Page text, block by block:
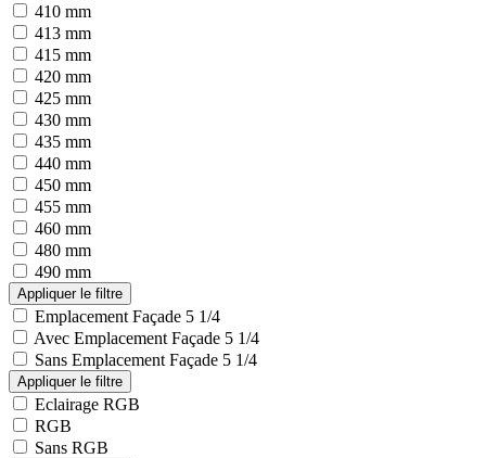
410 mm
413 mm
415 mm
420 mm
425 mm
430 mm
435 mm
440 mm
450 mm
455 mm
460 mm
480 mm
490 mm
Emplacement Façade 5 1/4
Avec Emplacement Façade 5 1/4
Sans Emplacement Façade 5 1/4
Eclairage RGB
RGB
Sans RGB